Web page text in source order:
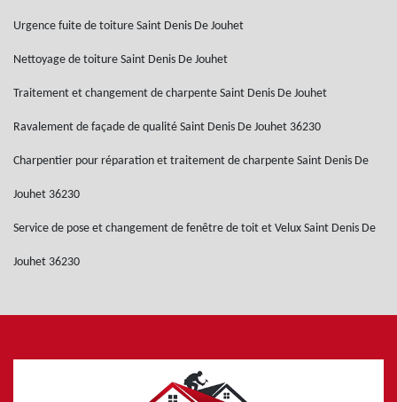
Urgence fuite de toiture Saint Denis De Jouhet
Nettoyage de toiture Saint Denis De Jouhet
Traitement et changement de charpente Saint Denis De Jouhet
Ravalement de façade de qualité Saint Denis De Jouhet 36230
Charpentier pour réparation et traitement de charpente Saint Denis De
Jouhet 36230
Service de pose et changement de fenêtre de toit et Velux Saint Denis De
Jouhet 36230